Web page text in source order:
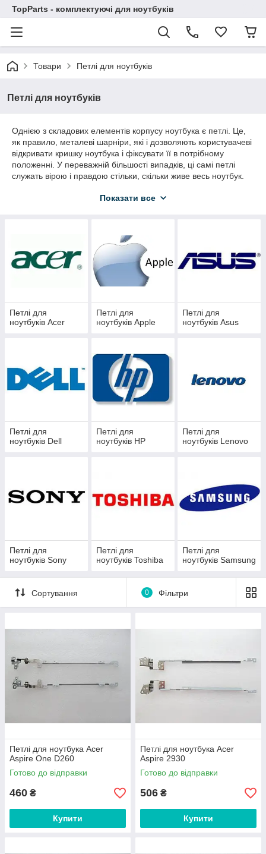
TopParts - комплектуючі для ноутбуків
Товари Петлі для ноутбуків
Петлі для ноутбуків
Однією з складових елементів корпусу ноутбука є петлі. Це,
як правило, металеві шарніри, які і дозволяють користувачеві
відкривати кришку ноутбука і фіксувати її в потрібному
положенні. У переважній більшості випадків, ці самі петлі
служать вірою і правдою стільки, скільки живе весь ноутбук.
або навіть просто постійно відкривати та закривати - то петлі
закінченню робочого часу і виключення ноутбука закривати
кришку адже вранці знову відкривати!
Звичайно ж, причиною поломки петель також можуть бути і
різного роду механічні пошкодження ...
Якщо у вас все ж сталося це прикра подія, то в нашому
ноутбука.
Показати все
Петлі для
ноутбуків Acer
Петлі для
ноутбуків Apple
Петлі для
ноутбуків Asus
Петлі для
ноутбуків Dell
Петлі для
ноутбуків HP
Петлі для
ноутбуків Lenovo
Петлі для
ноутбуків Sony
Петлі для
ноутбуків Toshiba
Петлі для
ноутбуків Samsung
Сортування 0 Фільтри
Петлі для ноутбука Acer
Aspire One D260
Готово до відправки
460 ₴
Купити
Петлі для ноутбука Acer
Aspire 2930
Готово до відправки
506 ₴
Купити